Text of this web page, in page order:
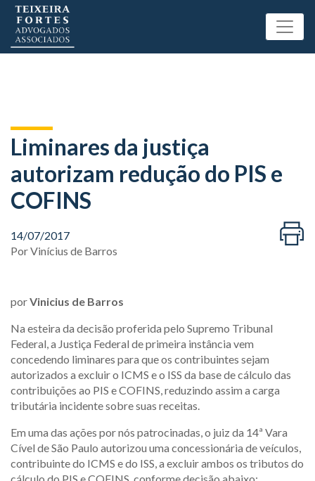
Liminares da justiça
autorizam redução do PIS e
COFINS
14/07/2017
PorVinícius de Barros
porVinicius de Barros
Na esteira da decisão proferida pelo Supremo Tribunal
Federal, a Justiça Federal de primeira instância vem
concedendo liminares para que os contribuintes sejam
autorizados a excluir o ICMS e o ISS da base de cálculo das
contribuições ao PIS e COFINS, reduzindo assim a carga
tributária incidente sobre suas receitas.
Em uma das ações por nós patrocinadas, o juiz da 14ª Vara
Cível de São Paulo autorizou uma concessionária de veículos,
contribuinte do ICMS e do ISS, a excluir ambos os tributos do